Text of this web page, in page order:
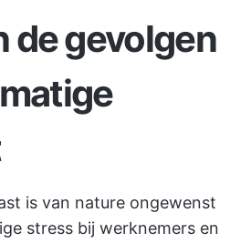
de gevolgen
is van nature ongewenst
stress bij werknemers en